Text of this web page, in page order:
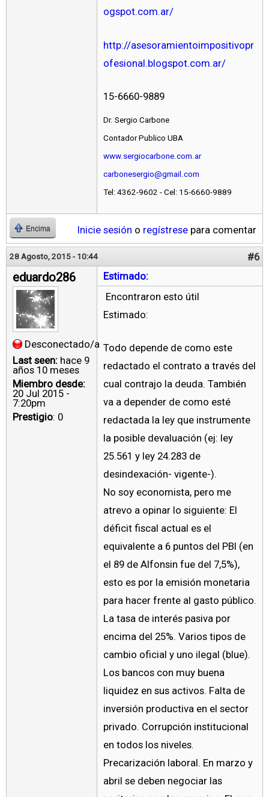
ogspot.com.ar/
http://asesoramientoimpositivopr
ofesional.blogspot.com.ar/
15-6660-9889
Dr. Sergio Carbone
Contador Publico UBA
www.sergiocarbone.com.ar
carbonesergio@gmail.com
Tel: 4362-9602 - Cel: 15-6660-9889
Encima Inicie sesión o regístrese para comentar
28 Agosto, 2015 - 10:44 #6
eduardo286
Desconectado/a
Last seen: hace 9
años 10 meses
Miembro desde:
20 Jul 2015 -
7:20pm
Prestigio: 0
Estimado:
Encontraron esto útil
Estimado:
Todo depende de como este
redactado el contrato a través del
cual contrajo la deuda. También
va a depender de como esté
redactada la ley que instrumente
la posible devaluación (ej: ley
25.561 y ley 24.283 de
desindexación- vigente-).
No soy economista, pero me
atrevo a opinar lo siguiente: El
déficit fiscal actual es el
equivalente a 6 puntos del PBI (en
el 89 de Alfonsin fue del 7,5%),
esto es por la emisión monetaria
para hacer frente al gasto público.
La tasa de interés pasiva por
encima del 25%. Varios tipos de
cambio oficial y uno ilegal (blue).
Los bancos con muy buena
liquidez en sus activos. Falta de
inversión productiva en el sector
privado. Corrupción institucional
en todos los niveles.
Precarización laboral. En marzo y
abril se deben negociar las